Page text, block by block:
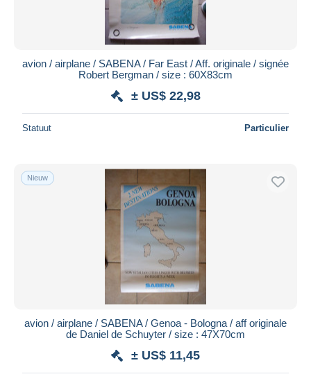
avion / airplane / SABENA / Far East / Aff. originale / signée
Robert Bergman / size : 60X83cm
± US$ 22,98
Statuut Particulier
Nieuw
avion / airplane / SABENA / Genoa - Bologna / aff originale
de Daniel de Schuyter / size : 47X70cm
± US$ 11,45